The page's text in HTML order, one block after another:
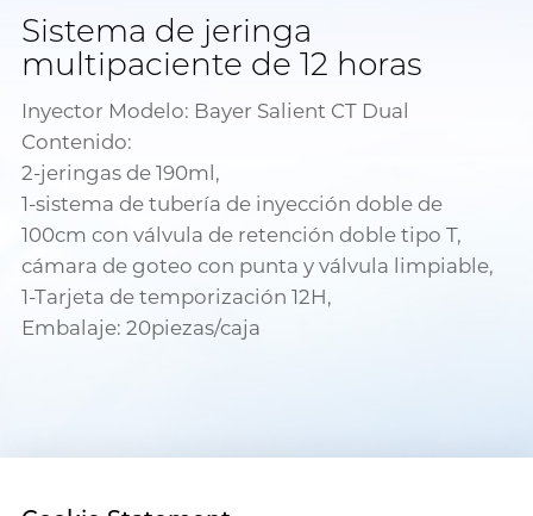
Sistema de jeringa
multipaciente de 12 horas
Inyector Modelo: Bayer Salient CT Dual
Contenido:
2-jeringas de 190ml,
1-sistema de tubería de inyección doble de
100cm con válvula de retención doble tipo T,
cámara de goteo con punta y válvula limpiable,
1-Tarjeta de temporización 12H,
Embalaje: 20piezas/caja